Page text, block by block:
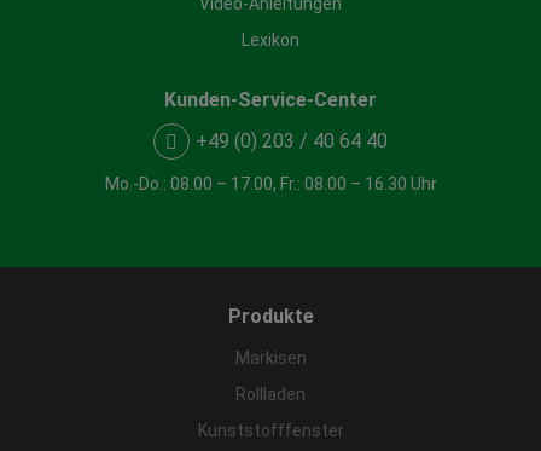
Lexikon
Kunden-Service-Center
+49 (0) 203 / 40 64 40
Mo.-Do.: 08.00 – 17.00, Fr.: 08.00 – 16.30 Uhr
Produkte
Markisen
Rollladen
Kunststofffenster